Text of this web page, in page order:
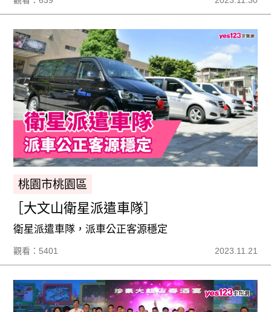
桃園市桃園區
［大文山衛星派遣車隊］
衛星派遣車隊，派車公正客源穩定
觀看：5401 2023.11.21